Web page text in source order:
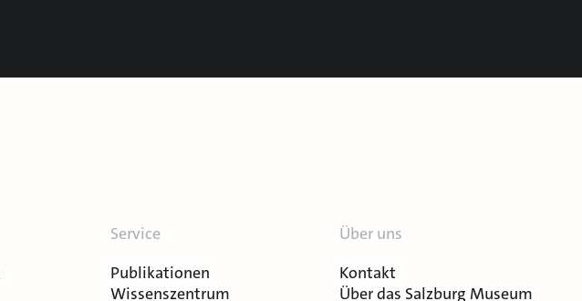
Service
Publikationen
Wissenszentrum
Über uns
Kontakt
Über das Salzburg Museum